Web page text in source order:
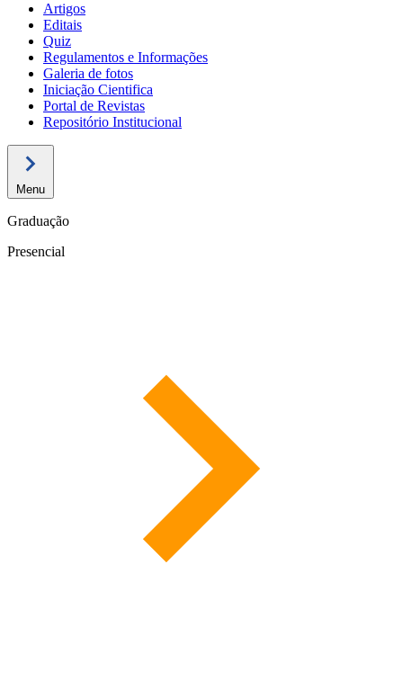
Artigos
Editais
Quiz
Regulamentos e Informações
Galeria de fotos
Iniciação Cientifica
Portal de Revistas
Repositório Institucional
Menu
Graduação
Presencial